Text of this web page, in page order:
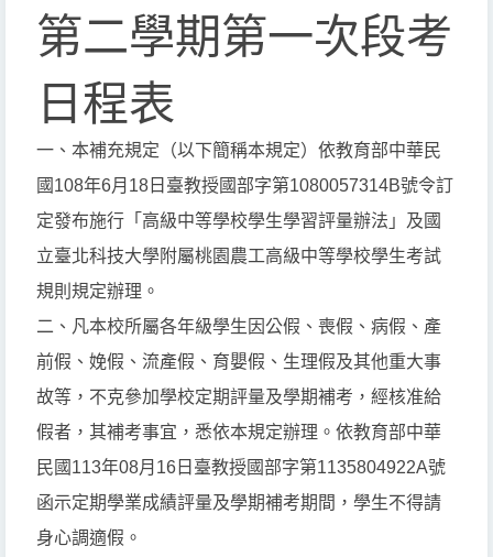
第二學期第一次段考
日程表
一、本補充規定（以下簡稱本規定）依教育部中華民
國108年6月18日臺教授國部字第1080057314B號令訂
定發布施行「高級中等學校學生學習評量辦法」及國
立臺北科技大學附屬桃園農工高級中等學校學生考試
規則規定辦理。
二、凡本校所屬各年級學生因公假、喪假、病假、產
前假、娩假、流產假、育嬰假、生理假及其他重大事
故等，不克參加學校定期評量及學期補考，經核准給
假者，其補考事宜，悉依本規定辦理。依教育部中華
民國113年08月16日臺教授國部字第1135804922A號
函示定期學業成績評量及學期補考期間，學生不得請
身心調適假。